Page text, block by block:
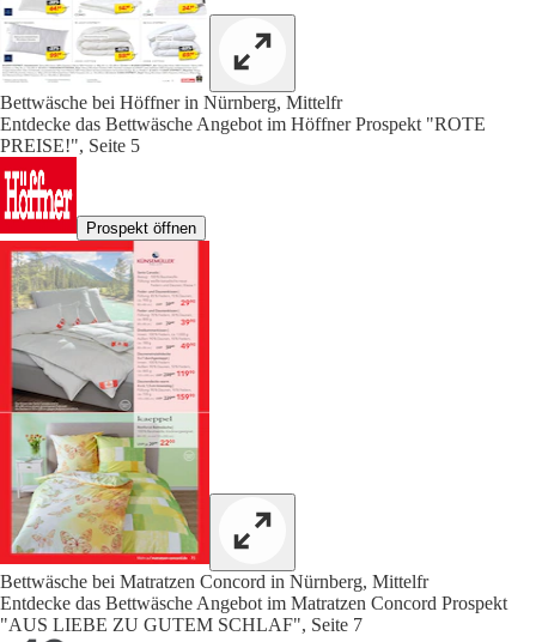
Bettwäsche bei Höffner in Nürnberg, Mittelfr
Entdecke das Bettwäsche Angebot im Höffner Prospekt "ROTE
PREISE!", Seite 5
Prospekt öffnen
Bettwäsche bei Matratzen Concord in Nürnberg, Mittelfr
Entdecke das Bettwäsche Angebot im Matratzen Concord Prospekt
"AUS LIEBE ZU GUTEM SCHLAF", Seite 7